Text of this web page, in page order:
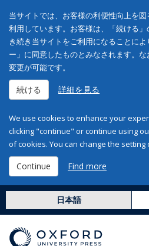
当サイトでは、お客様の利便性向上を
利用しています。お客様は、「続ける
き続き当サイトをご利用になることに
ー」に同意したものとみなされます。
変更が可能です。
続ける 詳細を見る
We use cookies to enhance your
clicking "continue" or continue using
of cookies. You can change the setting
Continue Find more
日本語